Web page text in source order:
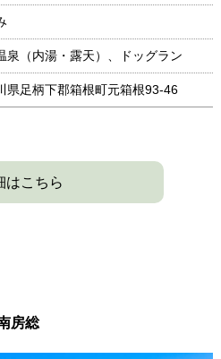
泉（内湯・露天）、ドッグラン
県足柄下郡箱根町元箱根93-46
はこちら
房総